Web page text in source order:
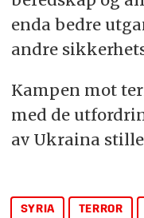
enda bedre
andre
Kampen mot
med de
av Ukraina
SYRIA TERROR